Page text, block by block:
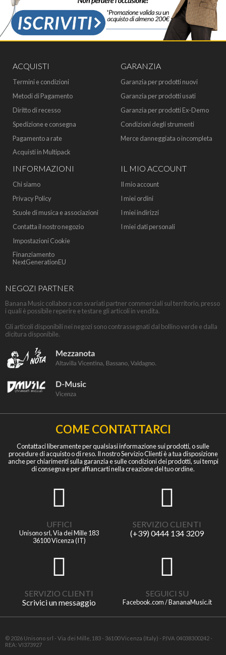
ACQUISTI
Termini e condizioni
Metodi di Pagamento
Diritto di recesso
Spedizione e consegna
Pagamento a rate
Acquisti in Multipack
GARANZIA
Garanzia per prodotti nuovi
Garanzia per prodotti usati
Garanzia per prodotti Ex-Demo
Condizioni degli strumenti
Merce danneggiata o incompleta
INFORMAZIONI
Chi siamo
Privacy Policy
Scuole di musica e associazioni
Contatta il nostro negozio
Impostazioni Cookie
Finanziamento
NextGenerationEU
IL MIO ACCOUNT
Il mio account
I miei ordini
I miei indirizzi
I miei dati personali
NEGOZI PARTNER
Banana Music collabora con svariati partner commerciali sul territorio, presso
i quali è possibile reperire e testare gli articoli in vendita.
Gli articoli disponibili nei negozi sono contrassegnati dal bollino verde e dalla
dicitura disponibile.
COME CONTATTARCI
Contattaci liberamente per qualsiasi informazione sui prodotti, o sulle
procedure di acquisto o di reso. Il nostro Servizio Clienti è a tua disposizione
anche per chiarimenti sulla garanzia e sulle condizioni dei prodotti, sui tempi
di consegna e per affiancarti nella creazione del tuo ordine.
UFFICI
Unisono srl, Via dei Mille 183
36100 Vicenza (IT)
SERVIZIO CLIENTI
(+39) 0444 134 3209
SERVIZIO CLIENTI
Scrivici un messaggio
SEGUICI SU
Facebook.com / BananaMusic.it
© 2026 Unisono srl - Via dei Mille, 183 - 36100 Vicenza (Italy) - P.IVA 04038300242 -
REA: VI373927